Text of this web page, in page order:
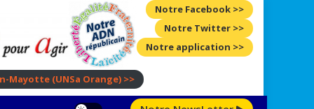
Notre Facebook >>
Notre Twitter >>
Notre application >>
Mayotte (UNSa Orange) >>